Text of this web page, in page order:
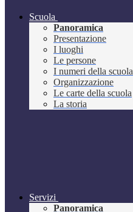
Scuola
Panoramica
Presentazione
I luoghi
Le persone
I numeri della scuola
Organizzazione
Le carte della scuola
La storia
Servizi
Panoramica